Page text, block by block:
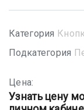
Категория
Подкатегория
Цена:
Узнать цену